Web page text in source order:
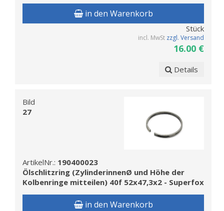
in den Warenkorb
Stück
incl. MwSt zzgl. Versand
16.00 €
Details
Bild
27
ArtikelNr.: 190400023
Ölschlitzring (ZylinderinnenØ und Höhe der
Kolbenringe mitteilen) 40f 52x47,3x2 - Superfox
in den Warenkorb